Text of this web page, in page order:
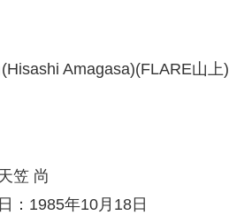
Amagasa)(FLARE山上)
笠 尚
：1985年10月18日